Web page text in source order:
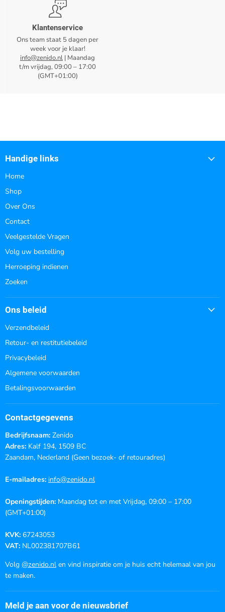
Klantenservice
Ons team staat 5 dagen per
week voor je klaar!
info@zenido.nl | Maandag
t/m vrijdag, 09:00 – 17:00
(GMT+01:00)
Handige links
Home
Shop
Over Ons
Contact
Veelgestelde Vragen
Volg uw bestelling
Herroeping indienen
Zoeken
Ons beleid
Verzendbeleid
Retour- en restitutiebeleid
Privacybeleid
Algemene voorwaarden
Betalingsvoorwaarden
Contactgegevens
Bedrijfsnaam: Zenido
Adres: Kalf 194, 1509 BC
Zaandam, Nederland (Geen bezoek- of retouradres)
E-mailadres: info@zenido.nl
Openingstijden: Maandag tot en met Vrijdag, 09:00 – 17:00
(GMT+01:00)
KVK: 67243053
VAT: NL002381707B61
Volg @zenido.nl en vind inspiratie om je huis echt helemaal van jou
te maken.
Meld je aan voor de nieuwsbrief